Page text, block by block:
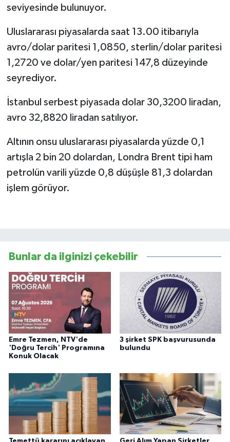
seviyesinde bulunuyor.
Uluslararası piyasalarda saat 13.00 itibarıyla
avro/dolar paritesi 1,0850, sterlin/dolar paritesi
1,2720 ve dolar/yen paritesi 147,8 düzeyinde
seyrediyor.
İstanbul serbest piyasada dolar 30,3200 liradan,
avro 32,8820 liradan satılıyor.
Altının onsu uluslararası piyasalarda yüzde 0,1
artışla 2 bin 20 dolardan, Londra Brent tipi ham
petrolün varili yüzde 0,8 düşüşle 81,3 dolardan
işlem görüyor.
Bunlar da ilginizi çekebilir
Emre Tezmen, NTV'de
'Doğru Tercih' Programına
Konuk Olacak
3 şirket SPK başvurusunda
bulundu